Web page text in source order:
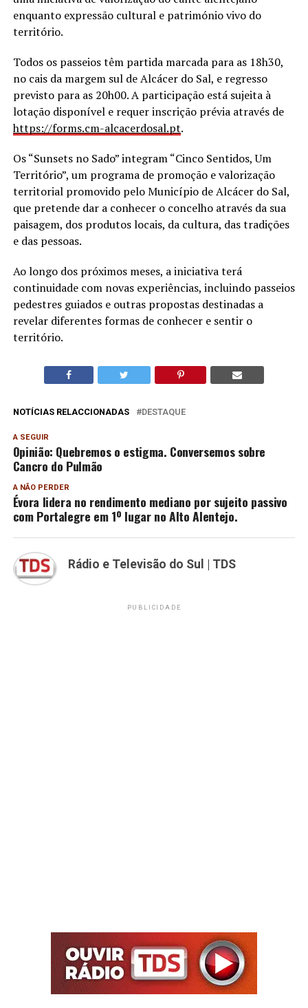
enquanto expressão cultural e património vivo do
território.
Todos os passeios têm partida marcada para as 18h30,
no cais da margem sul de Alcácer do Sal, e regresso
previsto para as 20h00. A participação está sujeita à
lotação disponível e requer inscrição prévia através de
https://forms.cm-alcacerdosal.pt.
Os “Sunsets no Sado” integram “Cinco Sentidos, Um
Território”, um programa de promoção e valorização
territorial promovido pelo Município de Alcácer do Sal,
que pretende dar a conhecer o concelho através da sua
paisagem, dos produtos locais, da cultura, das tradições
e das pessoas.
Ao longo dos próximos meses, a iniciativa terá
continuidade com novas experiências, incluindo passeios
pedestres guiados e outras propostas destinadas a
revelar diferentes formas de conhecer e sentir o
território.
NOTÍCIAS RELACCIONADAS DESTAQUE
A SEGUIR
Opinião: Quebremos o estigma. Conversemos sobre
Cancro do Pulmão
A NÃO PERDER
Évora lidera no rendimento mediano por sujeito passivo
com Portalegre em 1º lugar no Alto Alentejo.
Rádio e Televisão do Sul | TDS
PUBLICIDADE